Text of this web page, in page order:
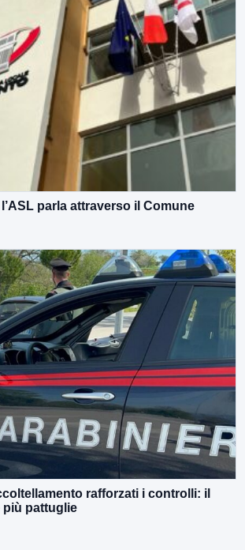
parla attraverso il Comune
rafforzati i controlli: il
più pattuglie